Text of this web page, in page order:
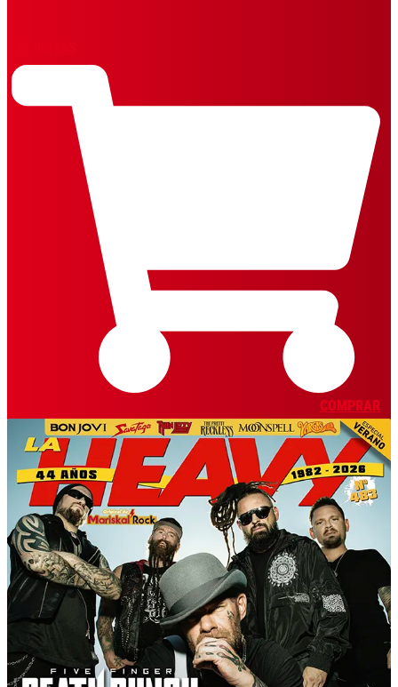
COMPRAR